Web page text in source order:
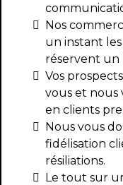
Nos
un instant
réservent un
Vos
vous et nous
en clients
Nous vous
fidélisation
résiliations.
Le tout sur